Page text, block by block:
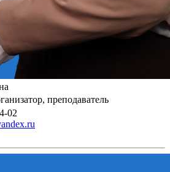
преподаватель
02